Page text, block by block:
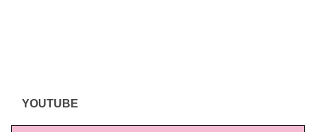
YOUTUBE